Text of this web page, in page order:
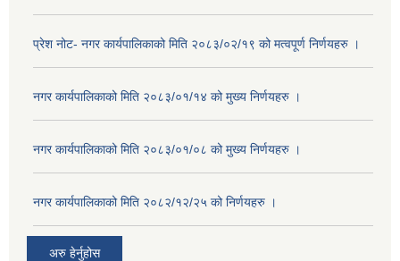
प्रेश नोट- नगर कार्यपालिकाको मिति २०८३/०२/१९ को मत्वपूर्ण निर्णयहरु ।
नगर कार्यपालिकाको मिति २०८३/०१/१४ को मुख्य निर्णयहरु ।
नगर कार्यपालिकाको मिति २०८३/०१/०८ को मुख्य निर्णयहरु ।
नगर कार्यपालिकाको मिति २०८२/१२/२५ को निर्णयहरु ।
अरु हेर्नुहोस